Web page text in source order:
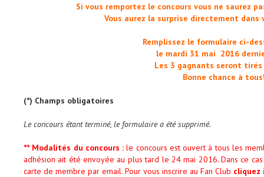
Si vous remportez le concours vous ne saurez
Vous aurez la surprise directement
Remplissez le formulaire ci-
le mardi 31 mai 2016
Les 3 gagnants seront
Bonne chance à
(*) Champs obligatoires
Le concours étant terminé, le formulaire a été supprimé.
** Modalités du concours :le concours est ouvert à tous les
adhésion ait été envoyée au plus tard le 24 mai 2016. Dans ce
carte de membre par email. Pour vous inscrire au Fan Club cliquez